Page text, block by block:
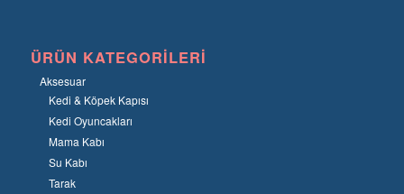
ÜRÜN KATEGORILERI
Aksesuar
Kedi & Köpek Kapısı
Kedi Oyuncakları
Mama Kabı
Su Kabı
Tarak